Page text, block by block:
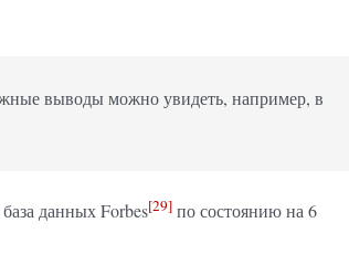
выводы можно увидеть, например, в
данных Forbes[29] по состоянию на 6